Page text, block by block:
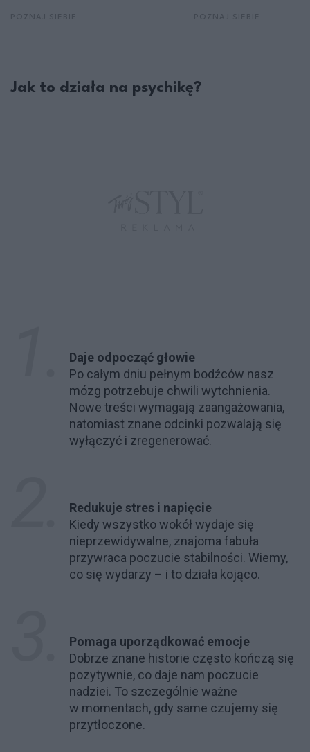
Jak to działa na psychikę?
Daje odpocząć głowie
Po całym dniu pełnym bodźców nasz
mózg potrzebuje chwili wytchnienia.
Nowe treści wymagają zaangażowania,
natomiast znane odcinki pozwalają się
wyłączyć i zregenerować.
Redukuje stres i napięcie
Kiedy wszystko wokół wydaje się
nieprzewidywalne, znajoma fabuła
przywraca poczucie stabilności. Wiemy,
co się wydarzy – i to działa kojąco.
Pomaga uporządkować emocje
Dobrze znane historie często kończą się
pozytywnie, co daje nam poczucie
nadziei. To szczególnie ważne
w momentach, gdy same czujemy się
przytłoczone.